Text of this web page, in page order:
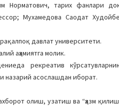
Норматович, тарих фанлари
Мухамедова Саодат
давлат университети.
аҳамиятга молик.
рекреатив
назарий асослашдан иборат.
олиш, узатиш ва “ҳазм